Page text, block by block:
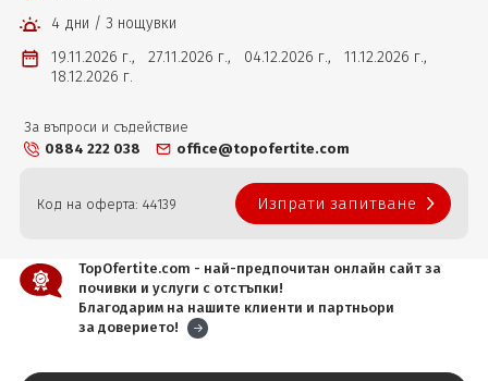
4 дни / 3 нощувки
19.11.2026 г., 27.11.2026 г., 04.12.2026 г., 11.12.2026 г.,
18.12.2026 г.
За въпроси и съдействие
0884 222 038
office@topofertite.com
Код на оферта: 44139 Изпрати запитване
TopOfertite.com - най-предпочитан онлайн сайт за
почивки и услуги с отстъпки!
Благодарим на нашите клиенти и партньори
за доверието!